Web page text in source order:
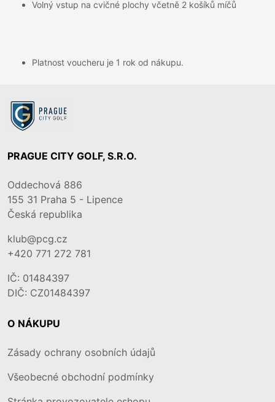
Volný vstup na cvičné plochy včetně 2 košíků míčů
Platnost voucheru je 1 rok od nákupu.
PRAGUE CITY GOLF, S.R.O.
Oddechová 886
155 31 Praha 5 - Lipence
Česká republika
klub@pcg.cz
+420 771 272 781
IČ: 01484397
DIČ: CZ01484397
O NÁKUPU
Zásady ochrany osobních údajů
Všeobecné obchodní podmínky